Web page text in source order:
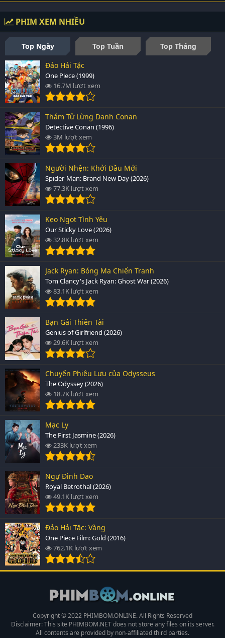
PHIM XEM NHIỀU
Top Ngày Top Tuần
Top Tháng
Đảo Hải Tặc
One Piece (1999)
16.7M lượt xem
Thám Tử Lừng Danh Conan
Detective Conan (1996)
3M lượt xem
Người Nhện: Khởi Đầu Mới
Spider-Man: Brand New Day (2026)
77.3K lượt xem
Kẹo Ngọt Tình Yêu
Our Sticky Love (2026)
32.8K lượt xem
Jack Ryan: Bóng Ma Chiến Tranh
Tom Clancy's Jack Ryan: Ghost War (2026)
83.1K lượt xem
Bạn Gái Thiên Tài
Genius of Girlfriend (2026)
29.6K lượt xem
Chuyến Phiêu Lưu của Odysseus
The Odyssey (2026)
18.7K lượt xem
Mạc Ly
The First Jasmine (2026)
233K lượt xem
Ngự Đình Dao
Royal Betrothal (2026)
49.1K lượt xem
Đảo Hải Tặc: Vàng
One Piece Film: Gold (2016)
762.1K lượt xem
Copyright © 2022 PHIMBOM.ONLINE. All Rights Reserved
Disclaimer: This site PHIMBOM.NETdoes not store any files on its server.
All contents are provided by non-affiliated third parties.